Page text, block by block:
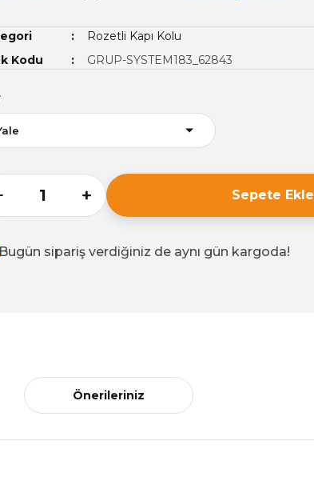
Rozetli Kapı Kolu
Kodu
GRUP-SYSTEM183_62843
Sepete Ekle
Bugün sipariş verdiğiniz de aynı gün kargoda!
Önerileriniz